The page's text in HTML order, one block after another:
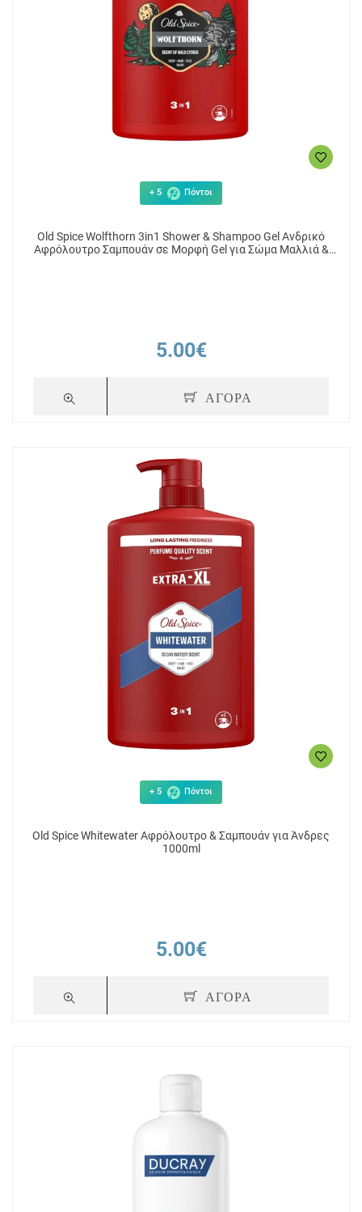
+ 5 Πόντοι
Old Spice Wolfthorn 3in1 Shower & Shampoo Gel Ανδρικό
Αφρόλουτρο Σαμπουάν σε Μορφή Gel για Σώμα Μαλλιά &
5.00€
ΑΓΟΡΑ
+ 5 Πόντοι
Old Spice Whitewater Αφρόλουτρο & Σαμπουάν για Άνδρες
1000ml
5.00€
ΑΓΟΡΑ